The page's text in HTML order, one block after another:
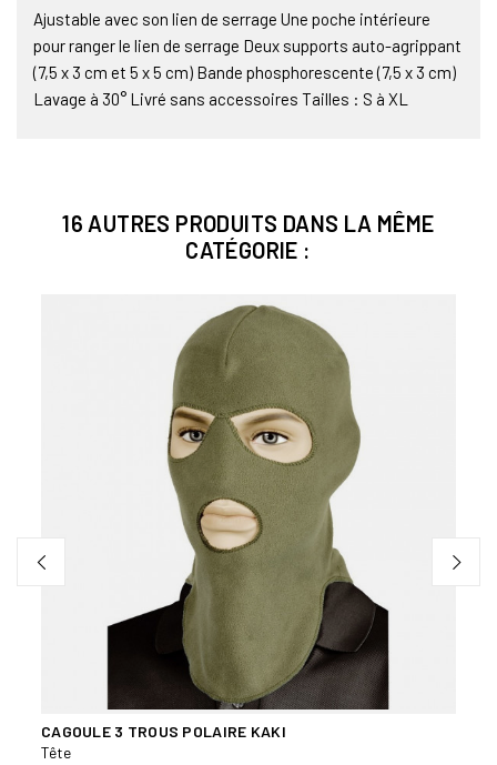
Ajustable avec son lien de serrage Une poche intérieure
pour ranger le lien de serrage Deux supports auto-agrippant
(7,5 x 3 cm et 5 x 5 cm) Bande phosphorescente (7,5 x 3 cm)
Lavage à 30° Livré sans accessoires Tailles : S à XL
16 AUTRES PRODUITS DANS LA MÊME
CATÉGORIE :
CAGOULE 3 TROUS POLAIRE KAKI
Tête